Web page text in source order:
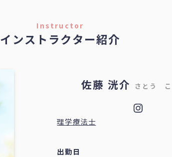
Instructor
インストラクター紹介
佐藤 洸介 さとう
理学療法士
出勤日